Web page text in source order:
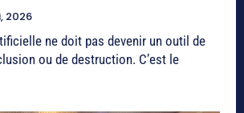
2026
ne doit pas devenir un outil de
ou de destruction. C’est le